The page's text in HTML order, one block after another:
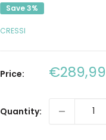
Save 3%
CRESSI
Price: Sale
€289,99
Quantity: